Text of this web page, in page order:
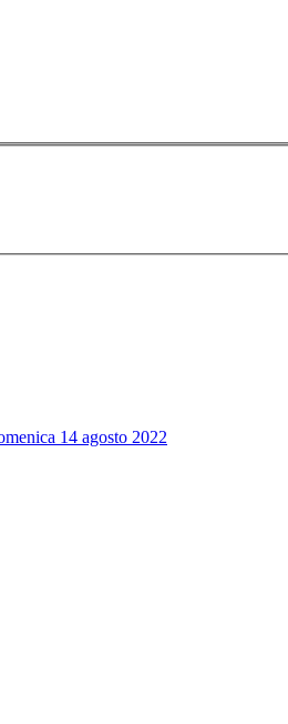
14 agosto 2022